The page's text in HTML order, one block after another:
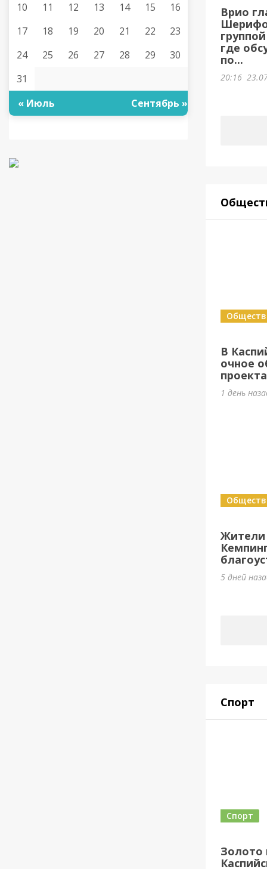
10
11 12 13 14 15
16
17
18 19 20 21 22
23
24
25 26 27 28 29
30
31
« Июль
Сентябрь »
Врио
где
по...
20:16
В
очное
1 день
Жители
5 дней
Спорт
Золото
Спорт